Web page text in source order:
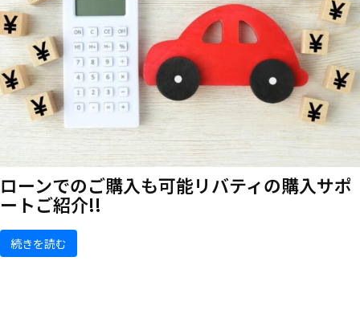
ローンでのご購入も可能リバティの購入サポ
ートご紹介!!
続きを読む